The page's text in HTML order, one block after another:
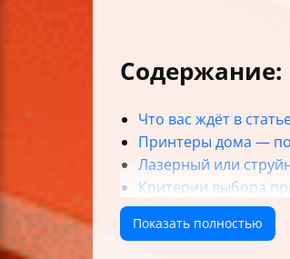
Содержание:
Что вас ждёт в
Принтеры дома —
Лазерный или
Критерии выбора
Лучшие принтеры
Почему стоит
Показать полностью